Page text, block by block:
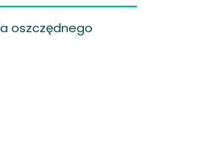
oszczędnego